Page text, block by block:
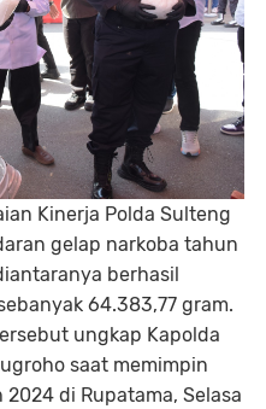
Kinerja Polda Sulteng
gelap narkoba tahun
berhasil
64.383,77 gram.
ungkap Kapolda
saat memimpin
di Rupatama, Selasa